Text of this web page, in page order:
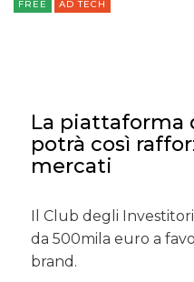
FREE AD TECH
La piattaforma
potrà così
mercati
Il Club degli
da 500mila euro a
brand.